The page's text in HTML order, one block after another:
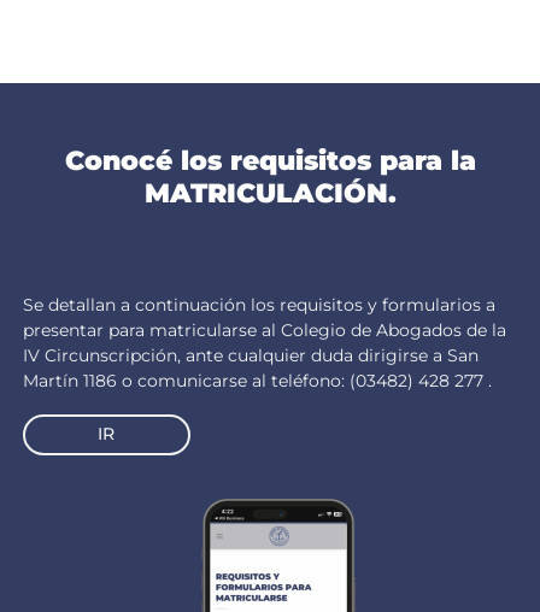
Conocé los requisitos para la
MATRICULACIÓN.
Se detallan a continuación los requisitos y formularios a
presentar para matricularse al Colegio de Abogados de la
IV Circunscripción, ante cualquier duda dirigirse a San
Martín 1186 o comunicarse al teléfono: (03482) 428 277 .
IR